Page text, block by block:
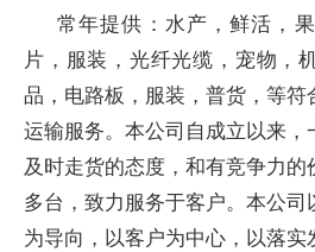
常年提供：水产，鲜活，
片，服装，光纤光缆，宠物，
品，电路板，服装，普货，等
运输服务。本公司自成立以来，
及时走货的态度，和有竞争力
多台，致力服务于客户。本公
为导向，以客户为中心，以落